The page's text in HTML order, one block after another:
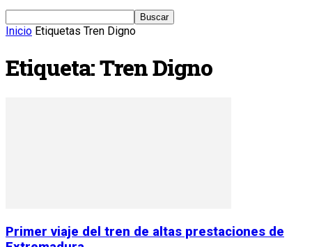
Inicio Etiquetas Tren Digno
Etiqueta: Tren Digno
Primer viaje del tren de altas prestaciones de